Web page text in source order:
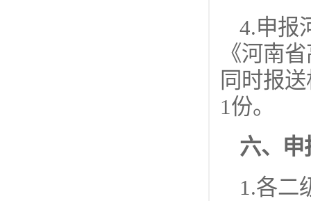
4.申报
《河南
同时报
1份。
六、申
1.各二